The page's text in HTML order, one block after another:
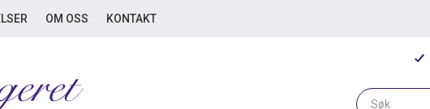
OM OSS KONTAKT